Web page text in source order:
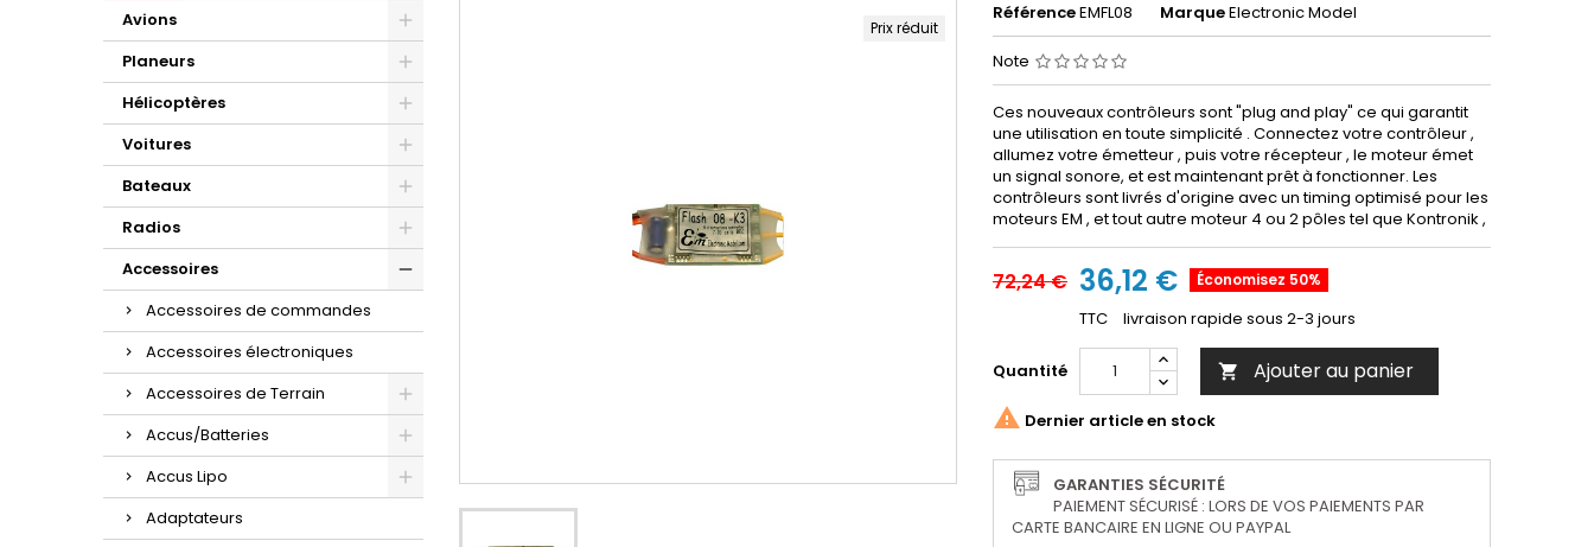
Avions
Planeurs
Hélicoptères
Voitures
Bateaux
Radios
Accessoires
Accessoires de commandes
Accessoires électroniques
Accessoires de Terrain
Accus/Batteries
Accus Lipo
Adaptateurs
Prix réduit
RéférenceEMFL08 MarqueElectronic Model
Note
Ces nouveaux contrôleurs sont "plug and play" ce qui garantit
une utilisation en toute simplicité . Connectez votre contrôleur ,
allumez votre émetteur , puis votre récepteur , le moteur émet
un signal sonore, et est maintenant prêt à fonctionner. Les
contrôleurs sont livrés d'origine avec un timing optimisé pour les
moteurs EM , et tout autre moteur 4 ou 2 pôles tel que Kontronik ,
72,24 € 36,12 € Économisez 50%
TTC livraison rapide sous 2-3 jours
Quantité  Ajouter au panier
 Dernier article en stock
GARANTIES SÉCURITÉ
PAIEMENT SÉCURISÉ : LORS DE VOS PAIEMENTS PAR
CARTE BANCAIRE EN LIGNE OU PAYPAL